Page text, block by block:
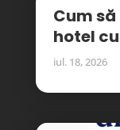
Cum
hotel
iul. 18, 2026